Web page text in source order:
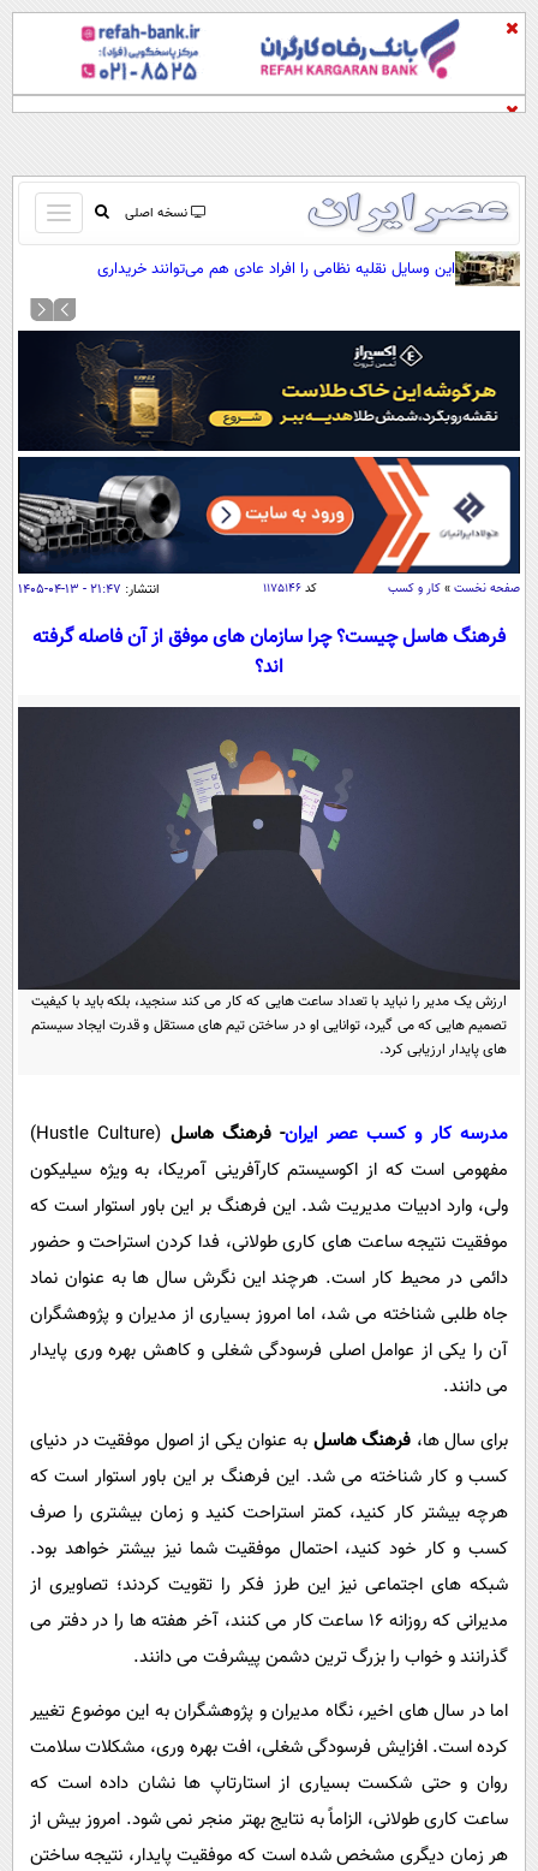
نسخه اصلی
باز
و
کردن
صفحه اول
آرشیو
نظرسنجی
آب و هوا
اوقات شرعی
سواد زندگی
اقتصاد
اقتصادی
خودرو
جامعه
اجتماعی
حوادث
سلامت
یک برش دانایی
ورزشی
بین الملل
سیاست خارجی
فرهنگ و هنر
علم و دانش
فناوری و It
قرآن
مجله تصویری سلاح
ورزش
فناوری
گوناگون
حوادث
محیط زیست
سلامت
فرهنگی
اجتماعی
حیات وحش
خواندنی ها و دیدنی ها
روانشناسی
آشپزی
دانلود
آموزش زبان
این وسایل نقلیه نظامی را افراد عادی هم می‌توانند خریداری
صفحه نخست » کار و کسب کد ۱۱۷۵۱۴۶ انتشار: ۲۱:۴۷ - ۱۳-۰۴-۱۴۰۵
فرهنگ هاسل چیست؟ چرا سازمان های موفق از آن فاصله گرفته
اند؟
ارزش یک مدیر را نباید با تعداد ساعت هایی که کار می کند سنجید، بلکه باید با کیفیت
تصمیم هایی که می گیرد، توانایی او در ساختن تیم های مستقل و قدرت ایجاد سیستم
های پایدار ارزیابی کرد.
مدرسه کار و کسب عصر ایران- فرهنگ هاسل
(Hustle Culture)
مفهومی است که از اکوسیستم کارآفرینی آمریکا، به ویژه سیلیکون
ولی، وارد ادبیات مدیریت شد. این فرهنگ بر این باور استوار است که
موفقیت نتیجه ساعت های کاری طولانی، فدا کردن استراحت و حضور
دائمی در محیط کار است. هرچند این نگرش سال ها به عنوان نماد
جاه طلبی شناخته می شد، اما امروز بسیاری از مدیران و پژوهشگران
آن را یکی از عوامل اصلی فرسودگی شغلی و کاهش بهره وری پایدار
می دانند.
برای سال ها، فرهنگ هاسل به عنوان یکی از اصول موفقیت در دنیای
کسب و کار شناخته می شد. این فرهنگ بر این باور استوار است که
هرچه بیشتر کار کنید، کمتر استراحت کنید و زمان بیشتری را صرف
کسب و کار خود کنید، احتمال موفقیت شما نیز بیشتر خواهد بود.
شبکه های اجتماعی نیز این طرز فکر را تقویت کردند؛ تصاویری از
مدیرانی که روزانه 16 ساعت کار می کنند، آخر هفته ها را در دفتر می
گذرانند و خواب را بزرگ ترین دشمن پیشرفت می دانند.
اما در سال های اخیر، نگاه مدیران و پژوهشگران به این موضوع تغییر
کرده است. افزایش فرسودگی شغلی، افت بهره وری، مشکلات سلامت
روان و حتی شکست بسیاری از استارتاپ ها نشان داده است که
ساعت کاری طولانی، الزاماً به نتایج بهتر منجر نمی شود. امروز بیش از
هر زمان دیگری مشخص شده است که موفقیت پایدار، نتیجه ساختن